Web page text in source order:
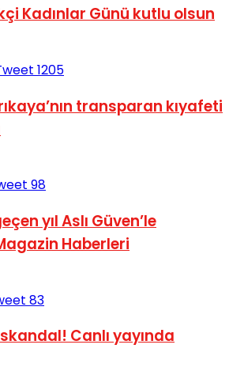
Kadınlar Günü kutlu olsun
1205
transparan kıyafeti
98
yıl Aslı Güven’le
Haberleri
83
Canlı yayında